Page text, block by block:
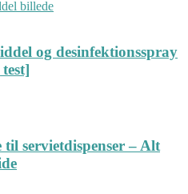
og desinfektionsspray
til servietdispenser – Alt